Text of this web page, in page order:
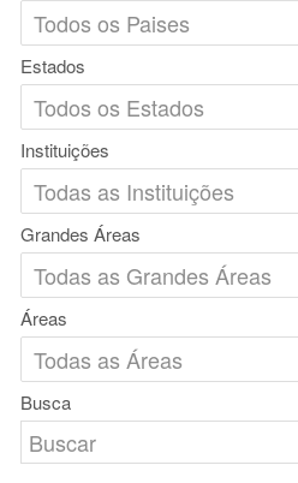
Estados
Instituições
Grandes Áreas
Áreas
Busca